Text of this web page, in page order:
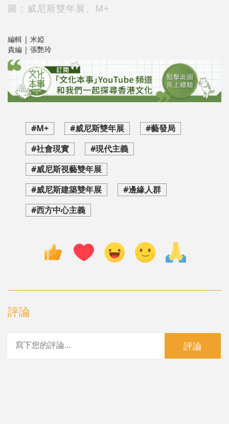
圖：威尼斯雙年展、M+
編輯 | 米婭
責編 | 張艷玲
#M+ #威尼斯雙年展
#藝發局
#社會現實
#現代主義
#威尼斯視藝雙年展
#威尼斯建築雙年展
#邊緣人群
#西方中心主義
評論
評論